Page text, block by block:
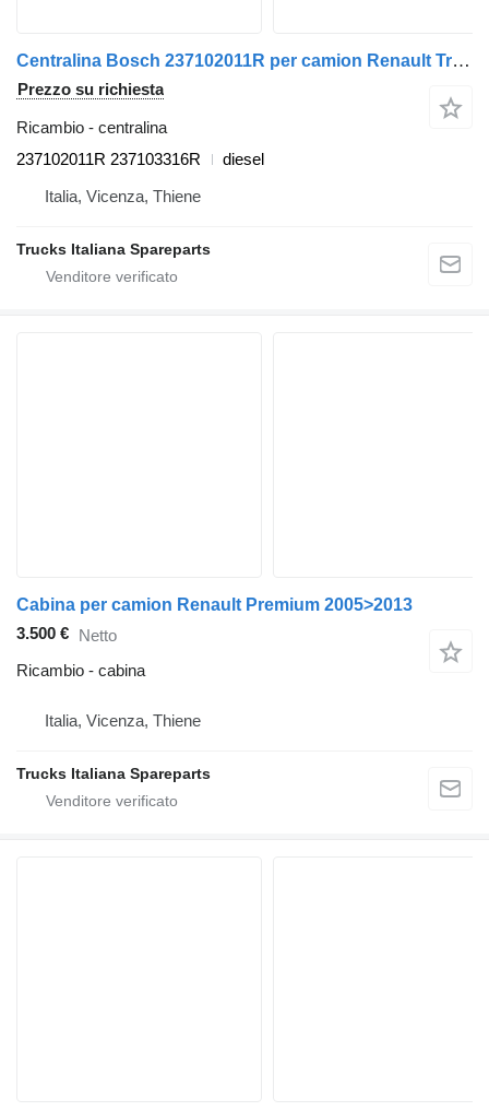
Centralina Bosch 237102011R per camion Renault Trafic 2010>2014
Prezzo su richiesta
Ricambio - centralina
237102011R 237103316R
diesel
Italia, Vicenza, Thiene
Trucks Italiana Spareparts
Cabina per camion Renault Premium 2005>2013
3.500 € Netto
Ricambio - cabina
Italia, Vicenza, Thiene
Trucks Italiana Spareparts